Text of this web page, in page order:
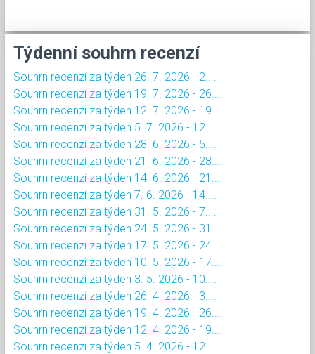
Týdenní souhrn recenzí
Souhrn recenzí za týden 26. 7. 2026 - 2....
Souhrn recenzí za týden 19. 7. 2026 - 26....
Souhrn recenzí za týden 12. 7. 2026 - 19....
Souhrn recenzí za týden 5. 7. 2026 - 12....
Souhrn recenzí za týden 28. 6. 2026 - 5....
Souhrn recenzí za týden 21. 6. 2026 - 28....
Souhrn recenzí za týden 14. 6. 2026 - 21....
Souhrn recenzí za týden 7. 6. 2026 - 14....
Souhrn recenzí za týden 31. 5. 2026 - 7....
Souhrn recenzí za týden 24. 5. 2026 - 31....
Souhrn recenzí za týden 17. 5. 2026 - 24....
Souhrn recenzí za týden 10. 5. 2026 - 17....
Souhrn recenzí za týden 3. 5. 2026 - 10....
Souhrn recenzí za týden 26. 4. 2026 - 3....
Souhrn recenzí za týden 19. 4. 2026 - 26....
Souhrn recenzí za týden 12. 4. 2026 - 19....
Souhrn recenzí za týden 5. 4. 2026 - 12....